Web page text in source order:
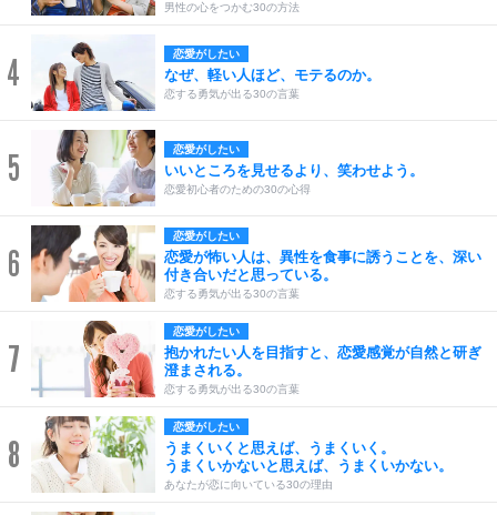
男性の心をつかむ30の方法
4 恋愛がしたい
なぜ、軽い人ほど、モテるのか。
恋する勇気が出る30の言葉
5 恋愛がしたい
いいところを見せるより、笑わせよう。
恋愛初心者のための30の心得
6
恋愛がしたい
恋愛が怖い人は、異性を食事に誘うことを、深い
付き合いだと思っている。
恋する勇気が出る30の言葉
7
恋愛がしたい
抱かれたい人を目指すと、恋愛感覚が自然と研ぎ
澄まされる。
恋する勇気が出る30の言葉
8
恋愛がしたい
うまくいくと思えば、うまくいく。
うまくいかないと思えば、うまくいかない。
あなたが恋に向いている30の理由